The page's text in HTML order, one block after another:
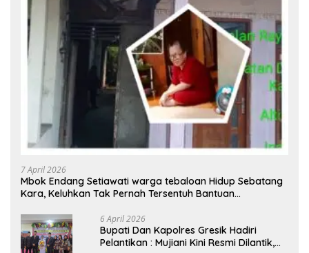
7 April 2026
Mbok Endang Setiawati warga tebaloan Hidup Sebatang
Kara, Keluhkan Tak Pernah Tersentuh Bantuan
6 April 2026
​Bupati Dan Kapolres Gresik Hadiri
Pelantikan : Mujiani Kini Resmi Dilantik,